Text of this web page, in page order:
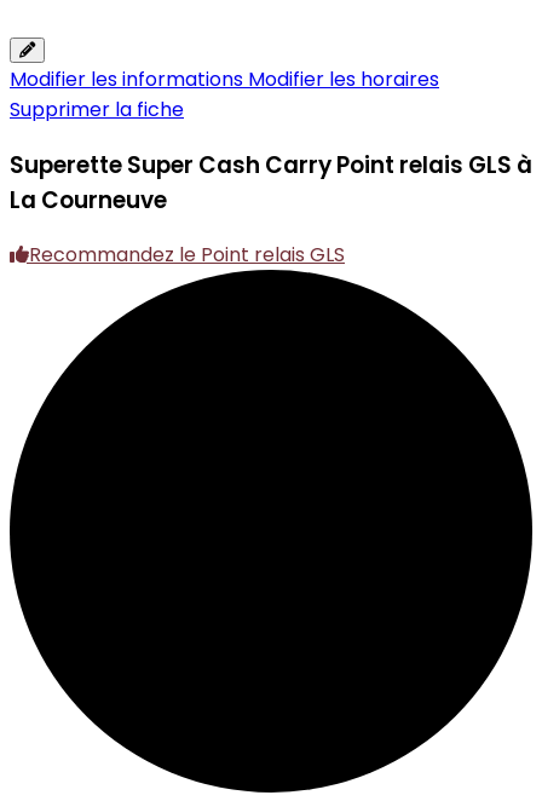
Modifier les informations Modifier les horaires
Supprimer la fiche
Superette Super Cash CarryPoint relais GLS à
La Courneuve
Recommandez le Point relais GLS